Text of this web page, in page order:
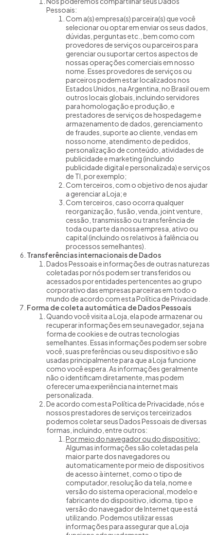
Pessoais:
Com a(s) empresa(s) parceira(s) que você
selecionar ou optar em enviar os seus dados,
dúvidas, perguntas etc., bem como com
provedores de serviços ou parceiros para
gerenciar ou suportar certos aspectos de
nossas operações comerciais em nosso
nome. Esses provedores de serviços ou
parceiros podem estar localizados nos
Estados Unidos, na Argentina, no Brasil ou em
outros locais globais, incluindo servidores
para homologação e produção, e
prestadores de serviços de hospedagem e
armazenamento de dados, gerenciamento
de fraudes, suporte ao cliente, vendas em
nosso nome, atendimento de pedidos,
personalização de conteúdo, atividades de
publicidade e marketing (incluindo
publicidade digital e personalizada) e serviços
de TI, por exemplo;
Com terceiros, com o objetivo de nos ajudar
a gerenciar a Loja; e
Com terceiros, caso ocorra qualquer
reorganização, fusão, venda, joint venture,
cessão, transmissão ou transferência de
toda ou parte da nossa empresa, ativo ou
capital (incluindo os relativos à falência ou
processos semelhantes).
Transferências internacionais de Dados
Dados Pessoais e informações de outras naturezas
coletadas por nós podem ser transferidos ou
acessados por entidades pertencentes ao grupo
corporativo das empresas parceiras em todo o
mundo de acordo com esta Política de Privacidade.
Forma de coleta automática de Dados Pessoais
Quando você visita a Loja, ela pode armazenar ou
recuperar informações em seu navegador, seja na
forma de cookies e de outras tecnologias
semelhantes. Essas informações podem ser sobre
você, suas preferências ou seu dispositivo e são
usadas principalmente para que a Loja funcione
como você espera. As informações geralmente
não o identificam diretamente, mas podem
oferecer uma experiência na internet mais
personalizada.
De acordo com esta Política de Privacidade, nós e
nossos prestadores de serviços terceirizados
podemos coletar seus Dados Pessoais de diversas
formas, incluindo, entre outros:
Por meio do navegador ou do dispositivo:
Algumas informações são coletadas pela
maior parte dos navegadores ou
automaticamente por meio de dispositivos
de acesso à internet, como o tipo de
computador, resolução da tela, nome e
versão do sistema operacional, modelo e
fabricante do dispositivo, idioma, tipo e
versão do navegador de Internet que está
utilizando. Podemos utilizar essas
informações para assegurar que a Loja